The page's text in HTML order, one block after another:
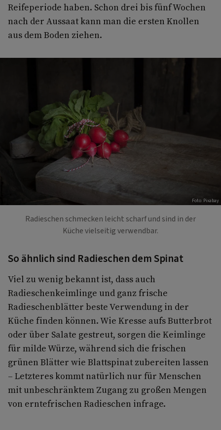
Reifeperiode haben. Schon drei bis fünf Wochen
nach der Aussaat kann man die ersten Knollen
aus dem Boden ziehen.
Foto: Pixabay
Radieschen schmecken leicht scharf und sind in der
Küche vielseitig verwendbar.
So ähnlich sind Radieschen dem Spinat
Viel zu wenig bekannt ist, dass auch
Radieschenkeimlinge und ganz frische
Radieschenblätter beste Verwendung in der
Küche finden können. Wie Kresse aufs Butterbrot
oder über Salate gestreut, sorgen die Keimlinge
für milde Würze, während sich die frischen
grünen Blätter wie Blattspinat zubereiten lassen
– Letzteres kommt natürlich nur für Menschen
mit unbeschränktem Zugang zu großen Mengen
von erntefrischen Radieschen infrage.